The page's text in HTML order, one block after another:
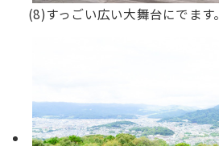
(8)すっごい広い大舞台にでます。